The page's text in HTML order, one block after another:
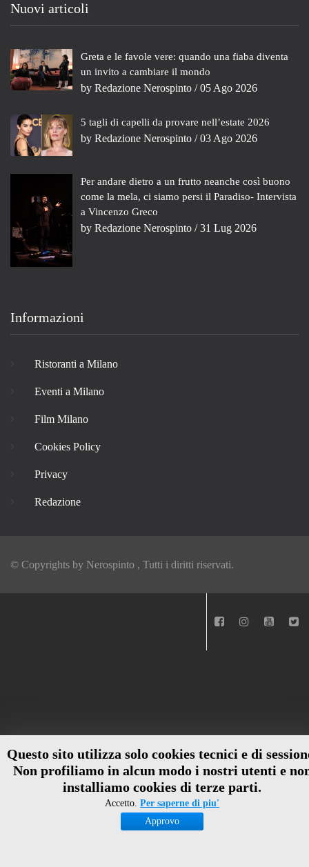
Questo sito utilizza solo cookies tecnici e di
Non profiliamo in alcun modo i nostri utenti e
installiamo cookies di terze parti.
Accetto. Per saperne di piu'
Approvo
Nuovi articoli
Greta e le favole vere: quando una fiaba diventa
un invito a cambiare il mondo
by Redazione Nerospinto / 05 Ago 2026
5 tagli di capelli da provare nell’estate 2026
by Redazione Nerospinto / 03 Ago 2026
Per andare dietro a un frutto neanche così buono
come la mela, ci siamo persi il Paradiso- Intervista
a Vincenzo Greco
by Redazione Nerospinto / 31 Lug 2026
Informazioni
Ristoranti a Milano
Eventi a Milano
Film Milano
Cookies Policy
Privacy
Redazione
© Copyrights by Nerospinto , Tutti i diritti riservati.